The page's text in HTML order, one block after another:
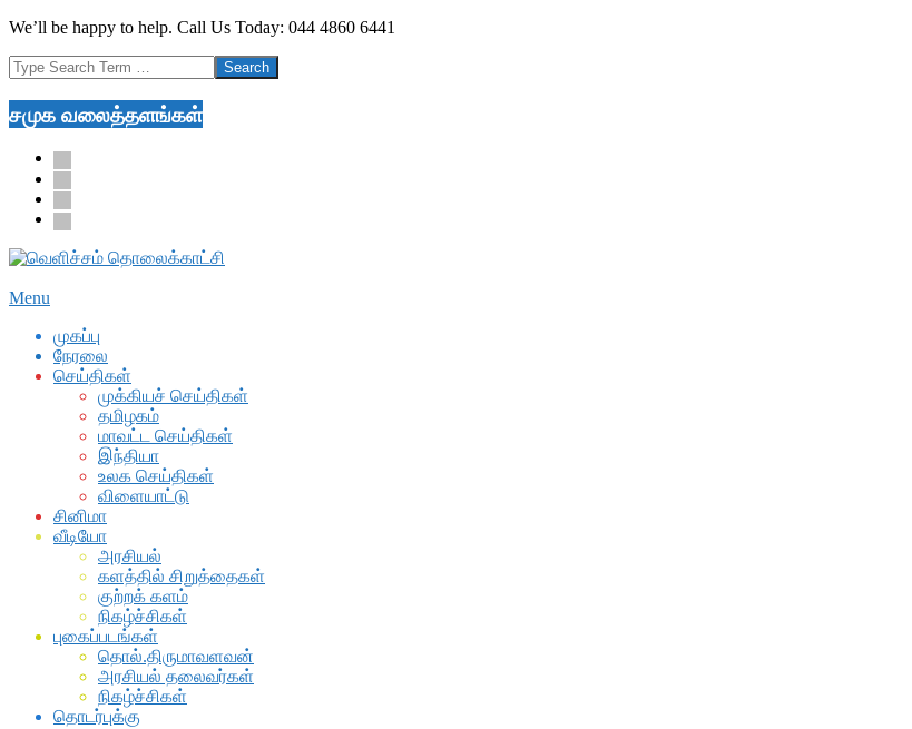
Skip
content
We’ll be happy to help. Call Us Today: 044 4860 6441
Search
சமுக வலைத்தளங்கள்
facebook
twitter
youtube
google
Secondary
Menu
Menu
முகப்பு
நேரலை
செய்திகள்
முக்கியச் செய்திகள்
தமிழகம்
மாவட்ட செய்திகள்
இந்தியா
உலக செய்திகள்
விளையாட்டு
சினிமா
வீடியோ
அரசியல்
களத்தில் சிறுத்தைகள்
குற்றக் களம்
நிகழ்ச்சிகள்
புகைப்படங்கள்
தொல்.திருமாவளவன்
அரசியல் தலைவர்கள்
நிகழ்ச்சிகள்
தொடர்புக்கு